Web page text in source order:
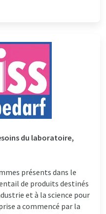
du laboratoire,
présents dans le
de produits destinés
et à la science pour
a commencé par la